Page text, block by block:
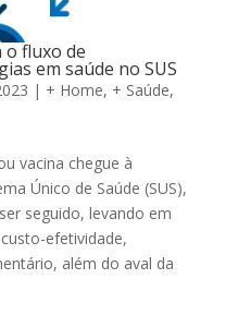
o fluxo de
em saúde no SUS
| + Home, + Saúde,
vacina chegue à
Único de Saúde (SUS),
seguido, levando em
efetividade,
além do aval da